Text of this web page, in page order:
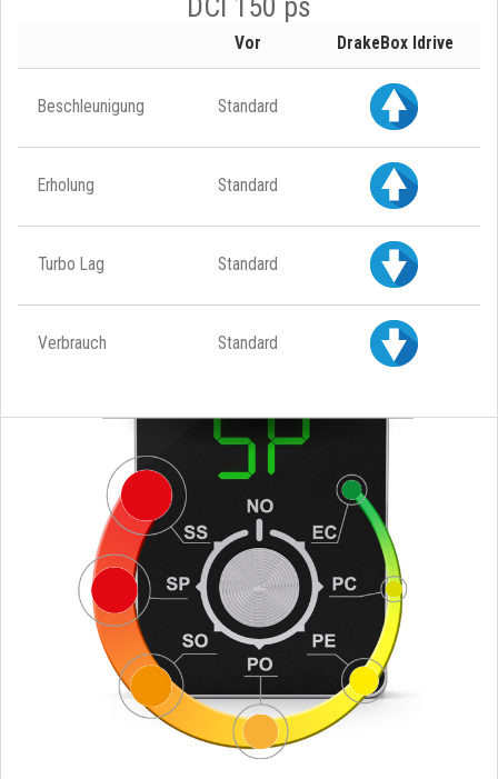
Vor DrakeBox Idrive
Beschleunigung Standard
Erholung Standard
Turbo Lag Standard
Verbrauch Standard